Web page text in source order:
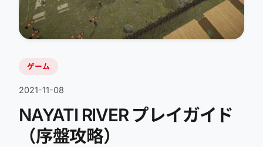
ゲーム
2021-11-08
NAYATI RIVER プレイガイド
（序盤攻略）